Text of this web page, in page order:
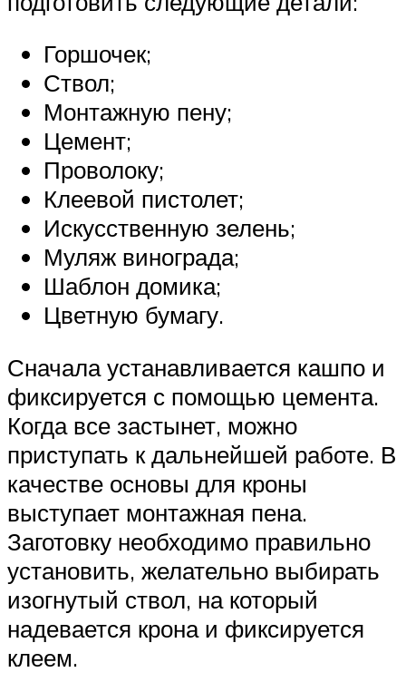
Горшочек;
Ствол;
Монтажную пену;
Цемент;
Проволоку;
Клеевой пистолет;
Искусственную зелень;
Муляж винограда;
Шаблон домика;
Цветную бумагу.
Сначала устанавливается кашпо и
фиксируется с помощью цемента.
Когда все застынет, можно
приступать к дальнейшей работе. В
качестве основы для кроны
выступает монтажная пена.
Заготовку необходимо правильно
установить, желательно выбирать
изогнутый ствол, на который
надевается крона и фиксируется
клеем.